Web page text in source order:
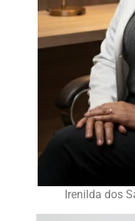
Irenilda dos